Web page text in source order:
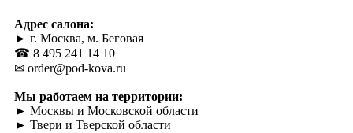
Адрес салона:
► г. Москва, м. Беговая
☎ 8 495 241 14 10
✉ order@pod-kova.ru
Мы работаем на территории:
► Москвы и Московской области
► Твери и Тверской области